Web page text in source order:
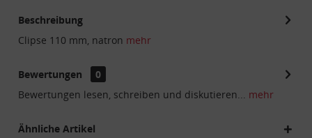
Beschreibung
Clipse 110 mm, natron mehr
Bewertungen
0
Bewertungen lesen, schreiben und diskutieren... mehr
Ähnliche Artikel